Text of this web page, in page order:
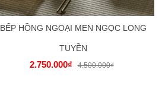
BẾP HỒNG NGOẠI MEN NGỌC LONG
TUYỀN
2.750.000₫ 4.500.000₫